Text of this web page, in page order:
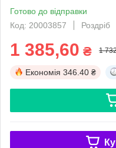
Готово до відправки
Код: 20003857
Роздріб
1 385,60 ₴ 1
Економія 346.40 ₴